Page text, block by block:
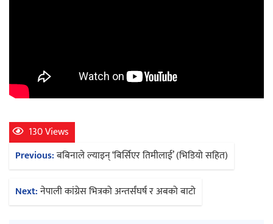
सार्वजनिक
130 Views
Post
navigation
Previous:बबिनाले ल्याइन् ‘बिर्सिएर तिमीलाई’ (भिडियो सहित)
Next:नेपाली कांग्रेस भित्रको अन्तर्संघर्ष र अबको बाटो